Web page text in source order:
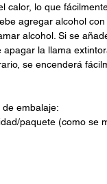
calor, lo que
agregar alcohol
alcohol. Si se
apagar la llama
se encenderá
de embalaje:
paquete (como se